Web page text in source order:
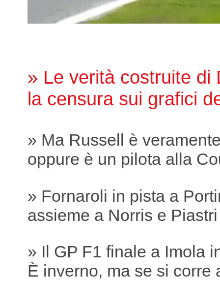
» Le verità costruite di
la censura sui grafici
» Ma Russell è
oppure è un pilota alla
» Fornaroli in pista a
assieme a Norris e Piastri
» Il GP F1 finale a Imola
È inverno, ma se si corre